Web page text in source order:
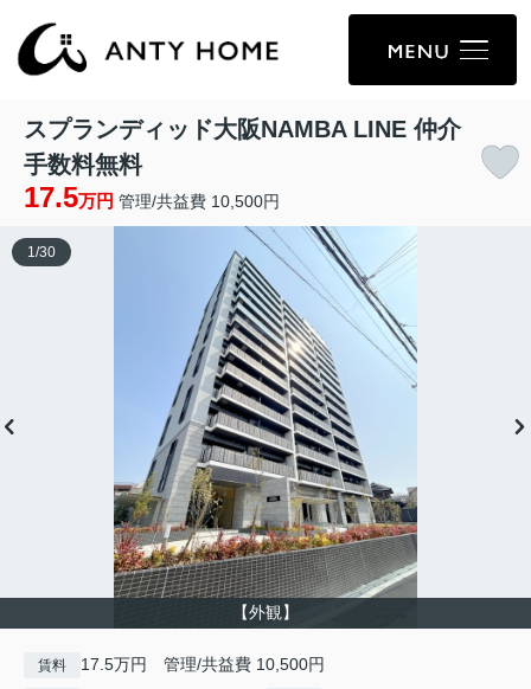
スプランディッド大阪NAMBA LINE 仲介
手数料無料
17.5万円 管理/共益費 10,500円
【外観】
1 /30
賃料 17.5万円 管理/共益費 10,500円